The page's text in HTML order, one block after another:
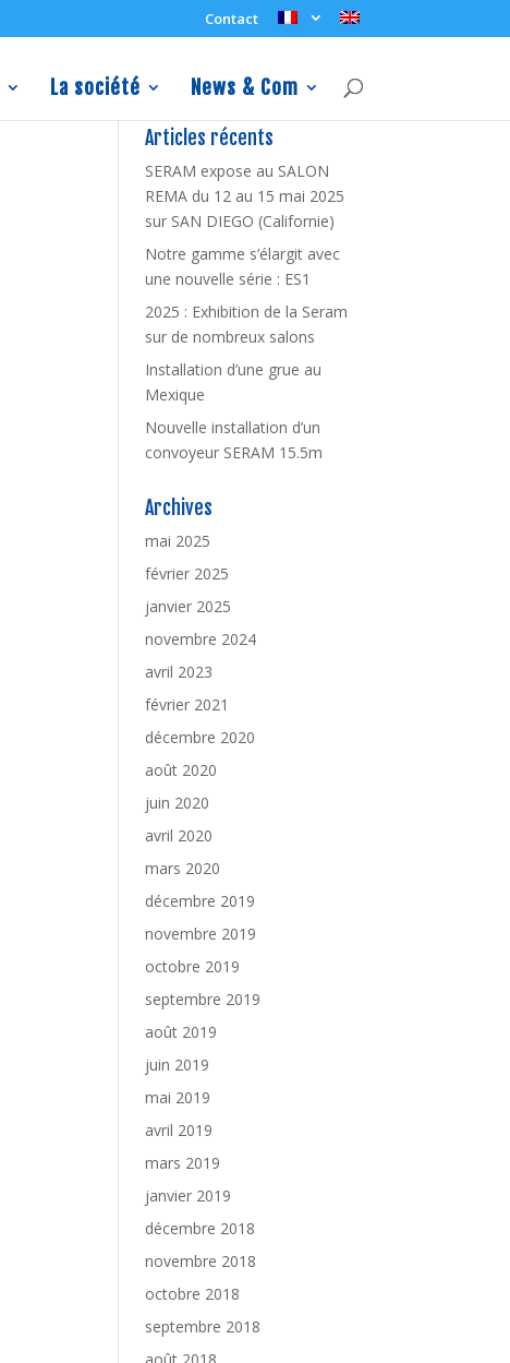
Contact
La société News & Com
Articles récents
SERAM expose au SALON
REMA du 12 au 15 mai 2025
sur SAN DIEGO (Californie)
Notre gamme s’élargit avec
une nouvelle série : ES1
2025 : Exhibition de la Seram
sur de nombreux salons
Installation d’une grue au
Mexique
Nouvelle installation d’un
convoyeur SERAM 15.5m
Archives
mai 2025
février 2025
janvier 2025
novembre 2024
avril 2023
février 2021
décembre 2020
août 2020
juin 2020
avril 2020
mars 2020
décembre 2019
novembre 2019
octobre 2019
septembre 2019
août 2019
juin 2019
mai 2019
avril 2019
mars 2019
janvier 2019
décembre 2018
novembre 2018
octobre 2018
septembre 2018